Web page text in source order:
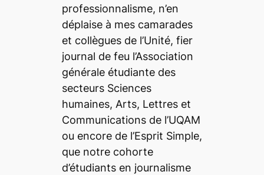
professionnalisme, n’en
déplaise à mes camarades
et collègues de l’Unité, fier
journal de feu l’Association
générale étudiante des
secteurs Sciences
humaines, Arts, Lettres et
Communications de l’UQAM
ou encore de l’Esprit Simple,
que notre cohorte
d’étudiants en journalisme